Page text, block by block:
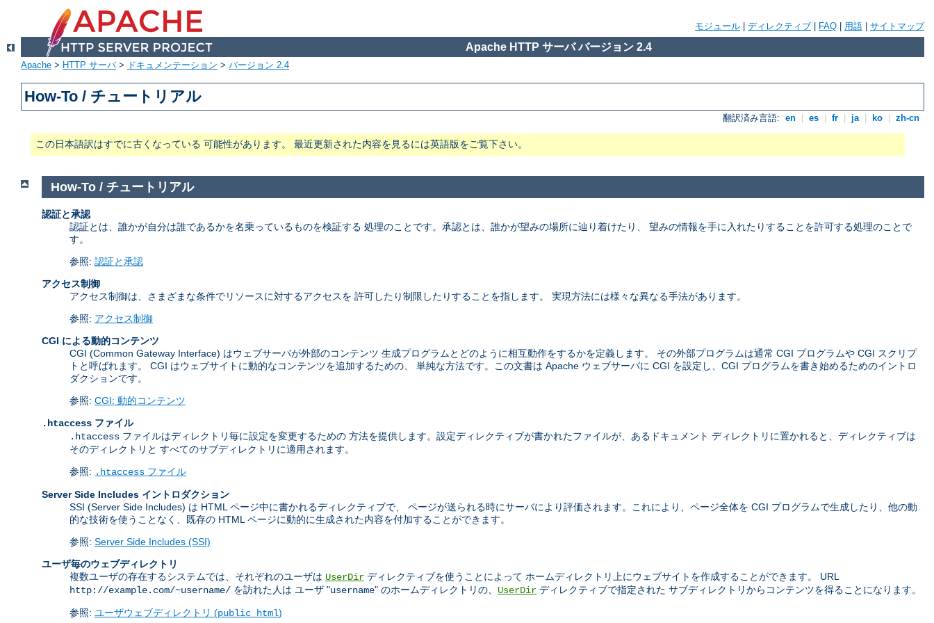
モジュール ディレクティブ FAQ 用語 サイトマップ
Apache HTTP サーバ バージョン 2.4
Apache > HTTP サーバ> ドキュメンテーション > バージョン 2.4
How-To / チュートリアル
翻訳済み言語: en es fr ja ko zh-cn
この日本語訳はすでに古くなっている 可能性があります。 最近更新された内容を見るには英語版をご覧下さい。
How-To / チュートリアル
認証と承認
認証とは、誰かが自分は誰であるかを名乗っているものを検証する 処理のことです。承認とは、誰かが望みの場所に辿り着けたり、 望みの情報を手に入れたりすることを許可する処理のことで
す。
参照: 認証と承認
アクセス制御
アクセス制御は、さまざまな条件でリソースに対するアクセスを 許可したり制限したりすることを指します。 実現方法には様々な異なる手法があります。
参照: アクセス制御
CGI による動的コンテンツ
CGI (Common Gateway Interface) はウェブサーバが外部のコンテンツ 生成プログラムとどのように相互動作をするかを定義します。 その外部プログラムは通常 CGI プログラムや CGI スクリプ
トと呼ばれます。 CGI はウェブサイトに動的なコンテンツを追加するための、 単純な方法です。この文書は Apache ウェブサーバに CGI を設定し、CGI プログラムを書き始めるためのイントロ
ダクションです。
参照: CGI: 動的コンテンツ
.htaccess ファイル
.htaccess ファイルはディレクトリ毎に設定を変更するための 方法を提供します。設定ディレクティブが書かれたファイルが、あるドキュメント ディレクトリに置かれると、ディレクティブは
そのディレクトリと すべてのサブディレクトリに適用されます。
参照: .htaccess ファイル
Server Side Includes イントロダクション
SSI (Server Side Includes) は HTML ページ中に書かれるディレクティブで、 ページが送られる時にサーバにより評価されます。これにより、ページ全体を CGI プログラムで生成したり、他の動
的な技術を使うことなく、既存の HTML ページに動的に生成された内容を付加することができます。
参照: Server Side Includes (SSI)
ユーザ毎のウェブディレクトリ
複数ユーザの存在するシステムでは、それぞれのユーザは UserDir ディレクティブを使うことによって ホームディレクトリ上にウェブサイトを作成することができます。 URL
http://example.com/~username/ を訪れた人は ユーザ "username" のホームディレクトリの、 UserDir ディレクティブで指定された サブディレクトリからコンテンツを得ることになります。
参照: ユーザウェブディレクトリ (public_html)